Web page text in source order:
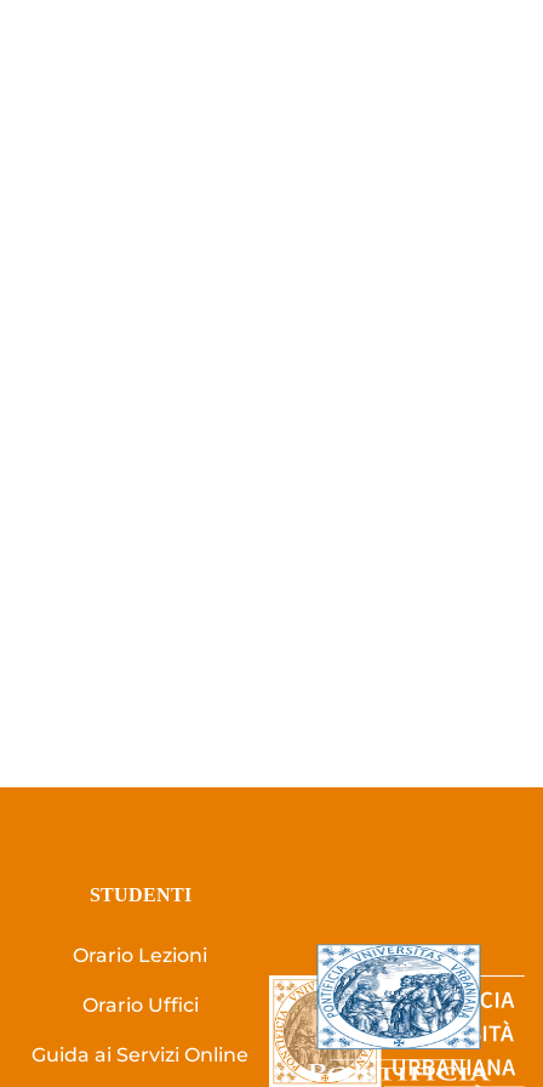
STUDENTI
Orario Lezioni
Orario Uffici
Guida ai Servizi Online